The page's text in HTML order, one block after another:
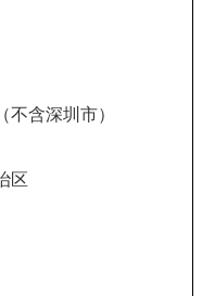
不含深圳市）
区